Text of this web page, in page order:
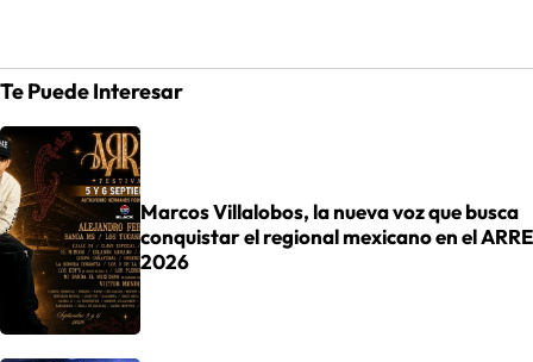
Te Puede Interesar
Marcos Villalobos, la nueva voz que busca
conquistar el regional mexicano en el ARRE
2026